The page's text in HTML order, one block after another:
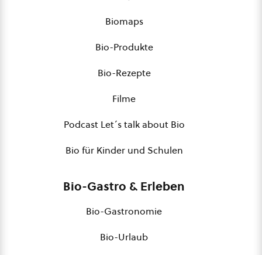
Biomaps
Bio-Produkte
Bio-Rezepte
Filme
Podcast Let´s talk about Bio
Bio für Kinder und Schulen
Bio-Gastro & Erleben
Bio-Gastronomie
Bio-Urlaub